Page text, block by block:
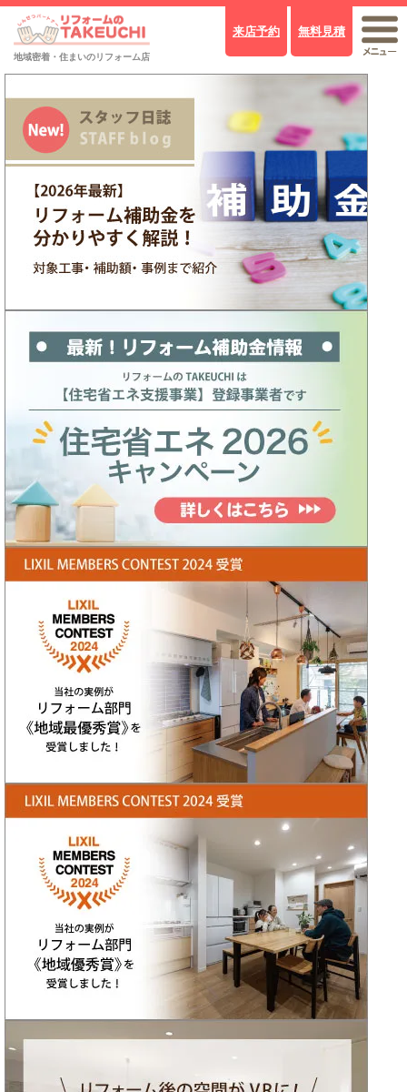
地域密着・住まいのリフォーム店
来店予約 無料見積
PickUp!